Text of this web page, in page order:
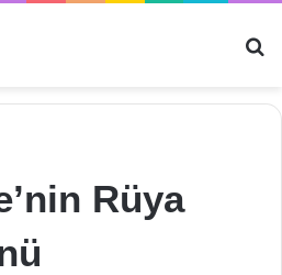
Rüya